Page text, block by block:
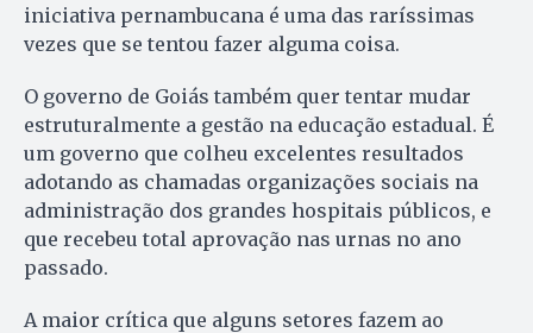
iniciativa pernambucana é uma das raríssimas
vezes que se tentou fazer alguma coisa.
O governo de Goiás também quer tentar mudar
estruturalmente a gestão na educação estadual. É
um governo que colheu excelentes resultados
adotando as chamadas organizações sociais na
administração dos grandes hospitais públicos, e
que recebeu total aprovação nas urnas no ano
passado.
A maior crítica que alguns setores fazem ao